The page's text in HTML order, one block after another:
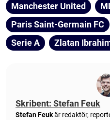
Manchester United
Paris Saint-Germain FC
Serie A
Zlatan
Skribent: Stefan Feuk
Stefan Feukär redaktör,